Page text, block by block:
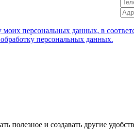
персональных данных, в
персональных данных.
и создавать другие